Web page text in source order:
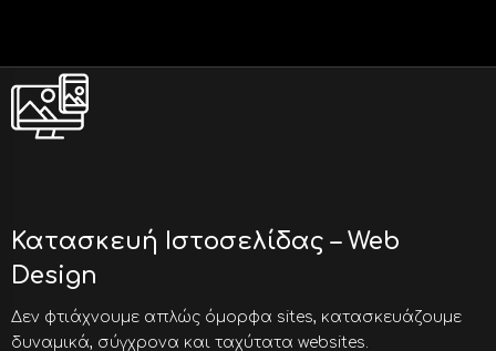
Κατασκευή Ιστοσελίδας – Web
Design
Δεν φτιάχνουμε απλώς όμορφα sites, κατασκευάζουμε
δυναμικά, σύγχρονα και ταχύτατα websites.